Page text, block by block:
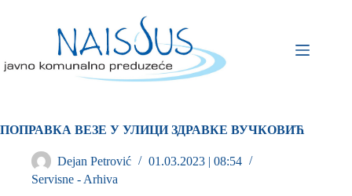
ПОПРАВКА ВЕЗЕ У УЛИЦИ ЗДРАВКЕ ВУЧКОВИЋ
Dejan Petrović
01.03.2023 | 08:54
Servisne - Arhiva